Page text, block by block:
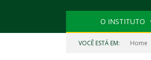
O INSTITUTO
VOCÊ ESTÁ EM: Home